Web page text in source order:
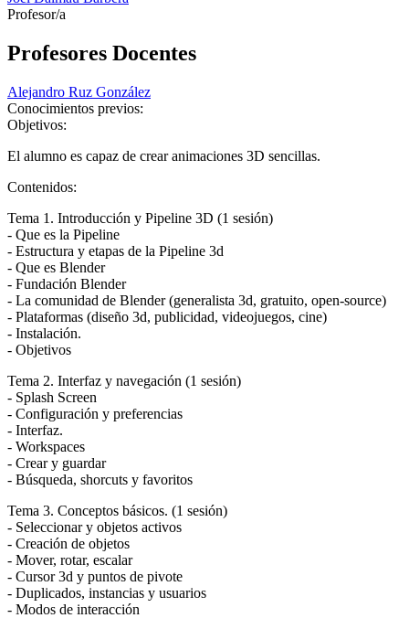
Profesor/a
Profesores Docentes
Alejandro Ruz González
Conocimientos previos:
Objetivos:
El alumno es capaz de crear animaciones 3D sencillas.
Contenidos:
Tema 1. Introducción y Pipeline 3D (1 sesión)
- Que es la Pipeline
- Estructura y etapas de la Pipeline 3d
- Que es Blender
- Fundación Blender
- La comunidad de Blender (generalista 3d, gratuito, open-source)
- Plataformas (diseño 3d, publicidad, videojuegos, cine)
- Instalación.
- Objetivos
Tema 2. Interfaz y navegación (1 sesión)
- Splash Screen
- Configuración y preferencias
- Interfaz.
- Workspaces
- Crear y guardar
- Búsqueda, shorcuts y favoritos
Tema 3. Conceptos básicos. (1 sesión)
- Seleccionar y objetos activos
- Creación de objetos
- Mover, rotar, escalar
- Cursor 3d y puntos de pivote
- Duplicados, instancias y usuarios
- Modos de interacción